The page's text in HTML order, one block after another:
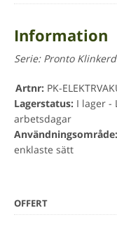
Information
Serie: Pronto
Artnr: PK-
Lagerstatus: I lager -
arbetsdagar
Användningsområde:
enklaste sätt
OFFERT